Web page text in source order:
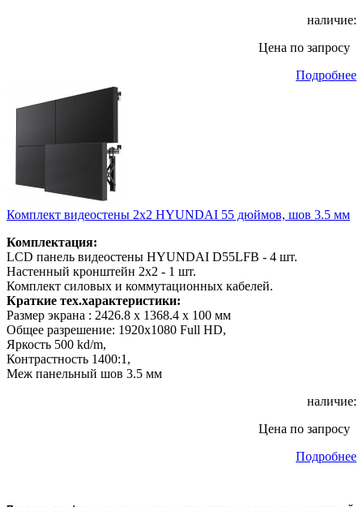
наличие:
Цена по запросу
Подробнее
Комплект видеостены 2х2 HYUNDAI 55 дюймов, шов 3.5 мм
Комплектация:
LCD панель видеостены HYUNDAI D55LFB - 4 шт.
Настенный кронштейн 2x2 - 1 шт.
Комплект силовых и коммутационных кабелей.
Краткие тех.характеристики:
Размер экрана : 2426.8 x 1368.4 x 100 мм
Общее разрешение: 1920x1080 Full HD,
Яркость 500 kd/m,
Контрастность 1400:1,
Меж панельный шов 3.5 мм
наличие:
Цена по запросу
Подробнее